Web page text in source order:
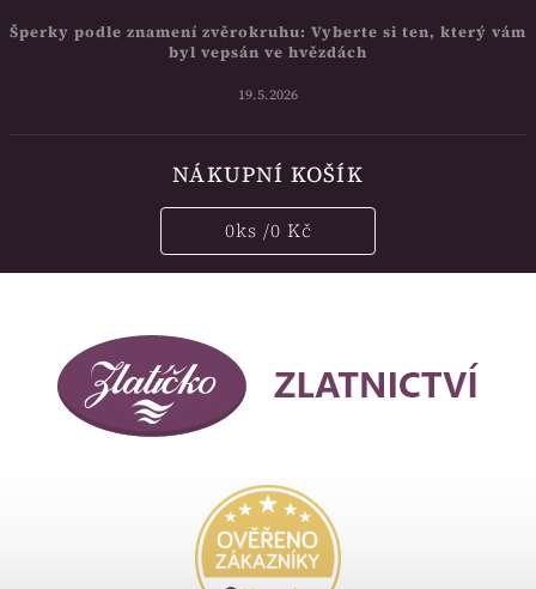
Šperky podle znamení zvěrokruhu: Vyberte si ten, který vám
byl vepsán ve hvězdách
19.5.2026
NÁKUPNÍ KOŠÍK
0ks /0 Kč